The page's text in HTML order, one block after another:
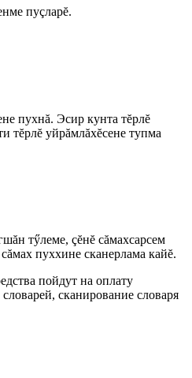
пуçларĕ.
пухнă. Эсир кунта тĕрлĕ
тĕрлĕ уйрăмлăхĕсене тупма
тӳлеме, çĕнĕ сăмахсарсем
пуххине сканерлама кайĕ.
пойдут на оплату
сканирование словаря